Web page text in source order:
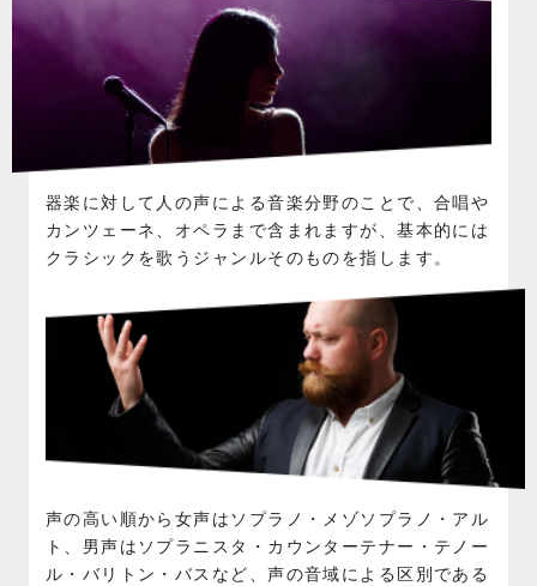
器楽に対して人の声による音楽分野のことで、合唱や
カンツェーネ、オペラまで含まれますが、基本的には
クラシックを歌うジャンルそのものを指します。
声の高い順から女声はソプラノ・メゾソプラノ・アル
ト、男声はソプラニスタ・カウンターテナー・テノー
ル・バリトン・バスなど、声の音域による区別である